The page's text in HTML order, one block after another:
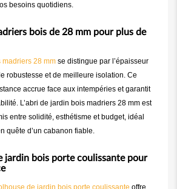
besoins quotidiens.
bois de 28 mm pour plus de
28 mm se distingue par l’épaisseur
robustesse et de meilleure isolation. Ce
accrue face aux intempéries et garantit
L’abri de jardin bois madriers 28 mm est
entre solidité, esthétisme et budget, idéal
quête d’un cabanon fiable.
jardin bois porte coulissante pour
de jardin bois porte coulissante offre